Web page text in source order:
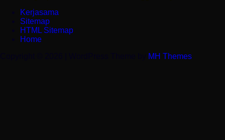
Kerjasama
Sitemap
HTML Sitemap
Home
MH Themes